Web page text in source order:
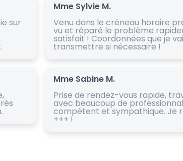
sur
Mme Sylvie M.
Venu dans le créneau horaire
vu et réparé le problème
satisfait ! Coordonnées que je
transmettre si nécessaire !
Mme Sabine M.
Prise de rendez-vous rapide,
avec beaucoup de
compétent et sympathique. Je
+++ !